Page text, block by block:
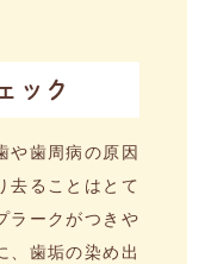
ック
や歯周病の原因
去ることはとて
ラークがつきや
、歯垢の染め出